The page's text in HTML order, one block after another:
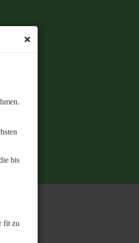
bis
fit zu